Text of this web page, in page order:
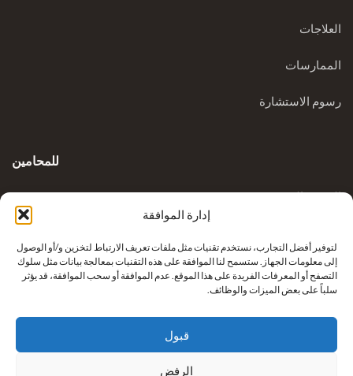
إدارة الموافقة
لتوفير أفضل التجارب، نستخدم تقنيات مثل ملفات تعريف الارتباط لتخزين و/أو الوصول
إلى معلومات الجهاز. ستسمح لنا الموافقة على هذه التقنيات بمعالجة بيانات مثل سلوك
التصفح أو المعرفات الفريدة على هذا الموقع. عدم الموافقة أو سحب الموافقة، قد يؤثر
سلباً على بعض الميزات والوظائف.
قبول
الرفض
العلاجات
الممارسات
رسوم الاستشارة
للمحامين
المدونة السريرية